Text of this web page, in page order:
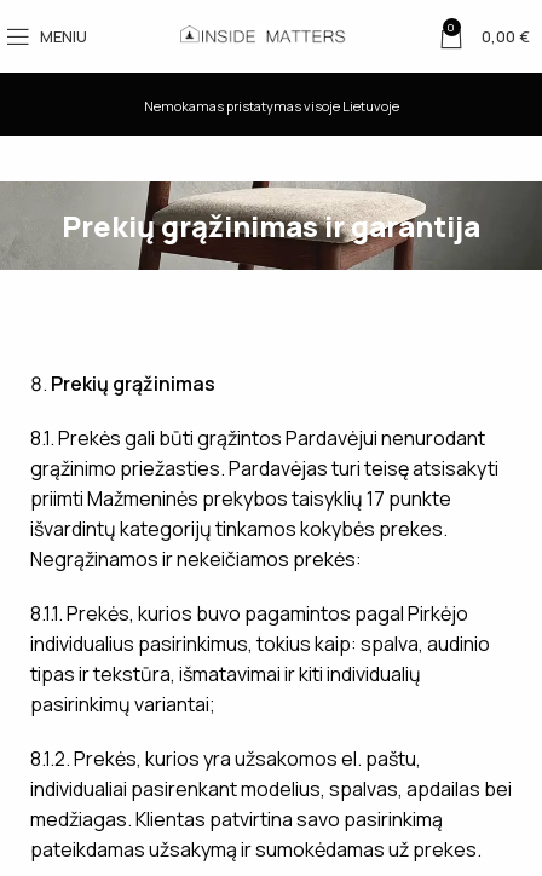
MENIU 0 0,00 €
Nemokamas pristatymas visoje Lietuvoje
Prekių grąžinimas ir garantija
Prekių grąžinimas
8.1. Prekės gali būti grąžintos Pardavėjui nenurodant
grąžinimo priežasties. Pardavėjas turi teisę atsisakyti
priimti Mažmeninės prekybos taisyklių 17 punkte
išvardintų kategorijų tinkamos kokybės prekes.
Negrąžinamos ir nekeičiamos prekės:
8.1.1. Prekės, kurios buvo pagamintos pagal Pirkėjo
individualius pasirinkimus, tokius kaip: spalva, audinio
tipas ir tekstūra, išmatavimai ir kiti individualių
pasirinkimų variantai;
8.1.2. Prekės, kurios yra užsakomos el. paštu,
individualiai pasirenkant modelius, spalvas, apdailas bei
medžiagas. Klientas patvirtina savo pasirinkimą
pateikdamas užsakymą ir sumokėdamas už prekes.